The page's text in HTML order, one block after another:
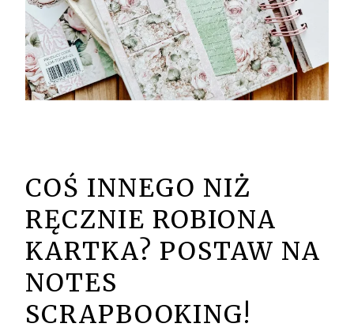
COŚ INNEGO NIŻ
RĘCZNIE ROBIONA
KARTKA? POSTAW NA
NOTES
SCRAPBOOKING!